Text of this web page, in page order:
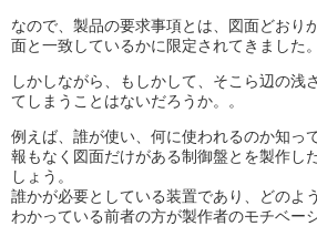
なので、製品の要求事項とは、図面どおり
面と一致しているかに限定されてきました。
しかしながら、もしかして、そこら辺の浅
てしまうことはないだろうか。。
例えば、誰が使い、何に使われるのか知っ
報もなく図面だけがある制御盤とを製作し
しょう。
誰かが必要としている装置であり、どのよ
わかっている前者の方が製作者のモチベー